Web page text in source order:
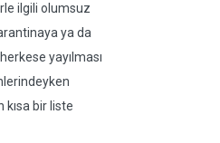
ilgili olumsuz
ya da
yayılması
kısa bir liste